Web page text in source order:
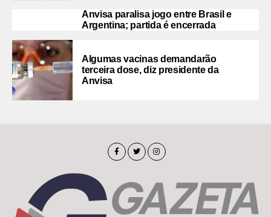
Anvisa paralisa jogo entre Brasil e
Argentina; partida é encerrada
Algumas vacinas demandarão
terceira dose, diz presidente da
Anvisa